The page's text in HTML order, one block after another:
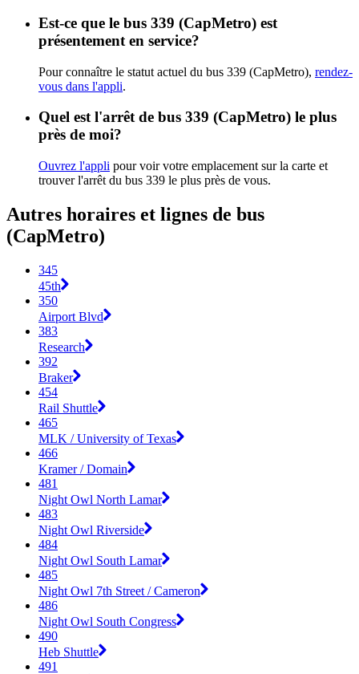
Est-ce que le bus 339 (CapMetro) est
présentement en service?
Pour connaître le statut actuel du bus 339 (CapMetro), rendez-
vous dans l'appli.
Quel est l'arrêt de bus 339 (CapMetro) le plus
près de moi?
Ouvrez l'appli pour voir votre emplacement sur la carte et
trouver l'arrêt du bus 339 le plus près de vous.
Autres horaires et lignes de bus
(CapMetro)
345
45th
350
Airport Blvd
383
Research
392
Braker
454
Rail Shuttle
465
MLK / University of Texas
466
Kramer / Domain
481
Night Owl North Lamar
483
Night Owl Riverside
484
Night Owl South Lamar
485
Night Owl 7th Street / Cameron
486
Night Owl South Congress
490
Heb Shuttle
491